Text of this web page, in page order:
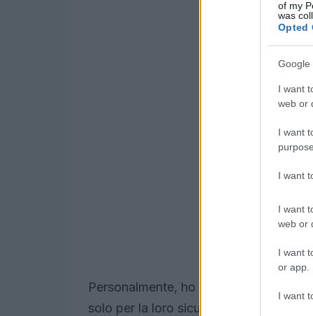
of my
was
Opted
Google
I want
web or
I want
I want
I want
web or
I want
or app.
I want
Personalmente, ho sempre trovato i
solo per la loro sicurezza, ma anche